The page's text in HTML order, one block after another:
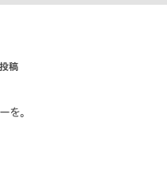
稿
を。